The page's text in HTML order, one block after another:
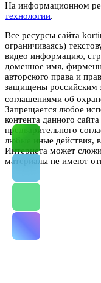
На информационном
технологии.
Все ресурсы сайта
ограничиваясь)
видео информацию,
доменное имя,
авторского права и
защищены российским
соглашениями об
Запрещается любое
контента данного
предварительного
любые иные действия, в
Интернета может
материалы не имеют